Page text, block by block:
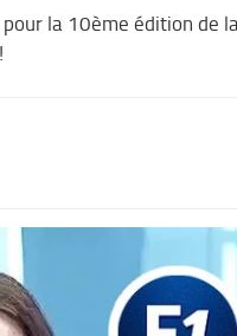
pour la 10ème édition de